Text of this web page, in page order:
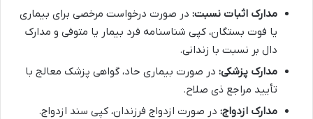
مدارک اثبات نسبت: در صورت درخواست مرخصی برای بیماری
یا فوت بستگان، کپی شناسنامه فرد بیمار یا متوفی و مدارک
دال بر نسبت با زندانی.
مدارک پزشکی: در صورت بیماری حاد، گواهی پزشک معالج با
تأیید مراجع ذی صلاح.
مدارک ازدواج: در صورت ازدواج فرزندان، کپی سند ازدواج.